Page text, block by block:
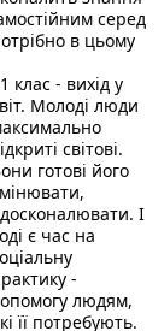
серед
в цьому
клас - вихід у
Молоді люди
світові.
готові його
І
є час на
-
людям,
її потребують.